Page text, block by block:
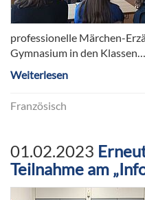
professionelle Märchen-
Gymnasium in den Klassen…
Weiterlesen
Französisch
01.02.2023
Teilnahme am